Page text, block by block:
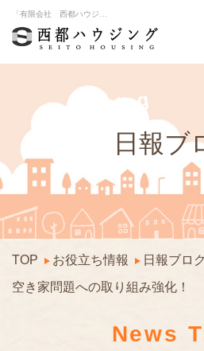
Blog
日報ブ
TOP お役立ち情報
日報ブロ
空き家問題への取り組み強化！
News